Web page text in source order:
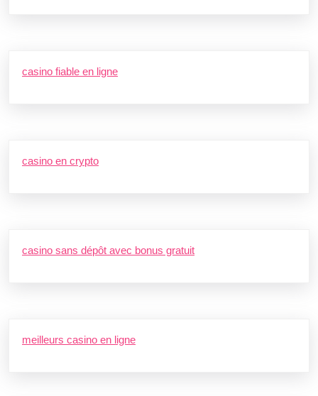
casino fiable en ligne
casino en crypto
casino sans dépôt avec bonus gratuit
meilleurs casino en ligne